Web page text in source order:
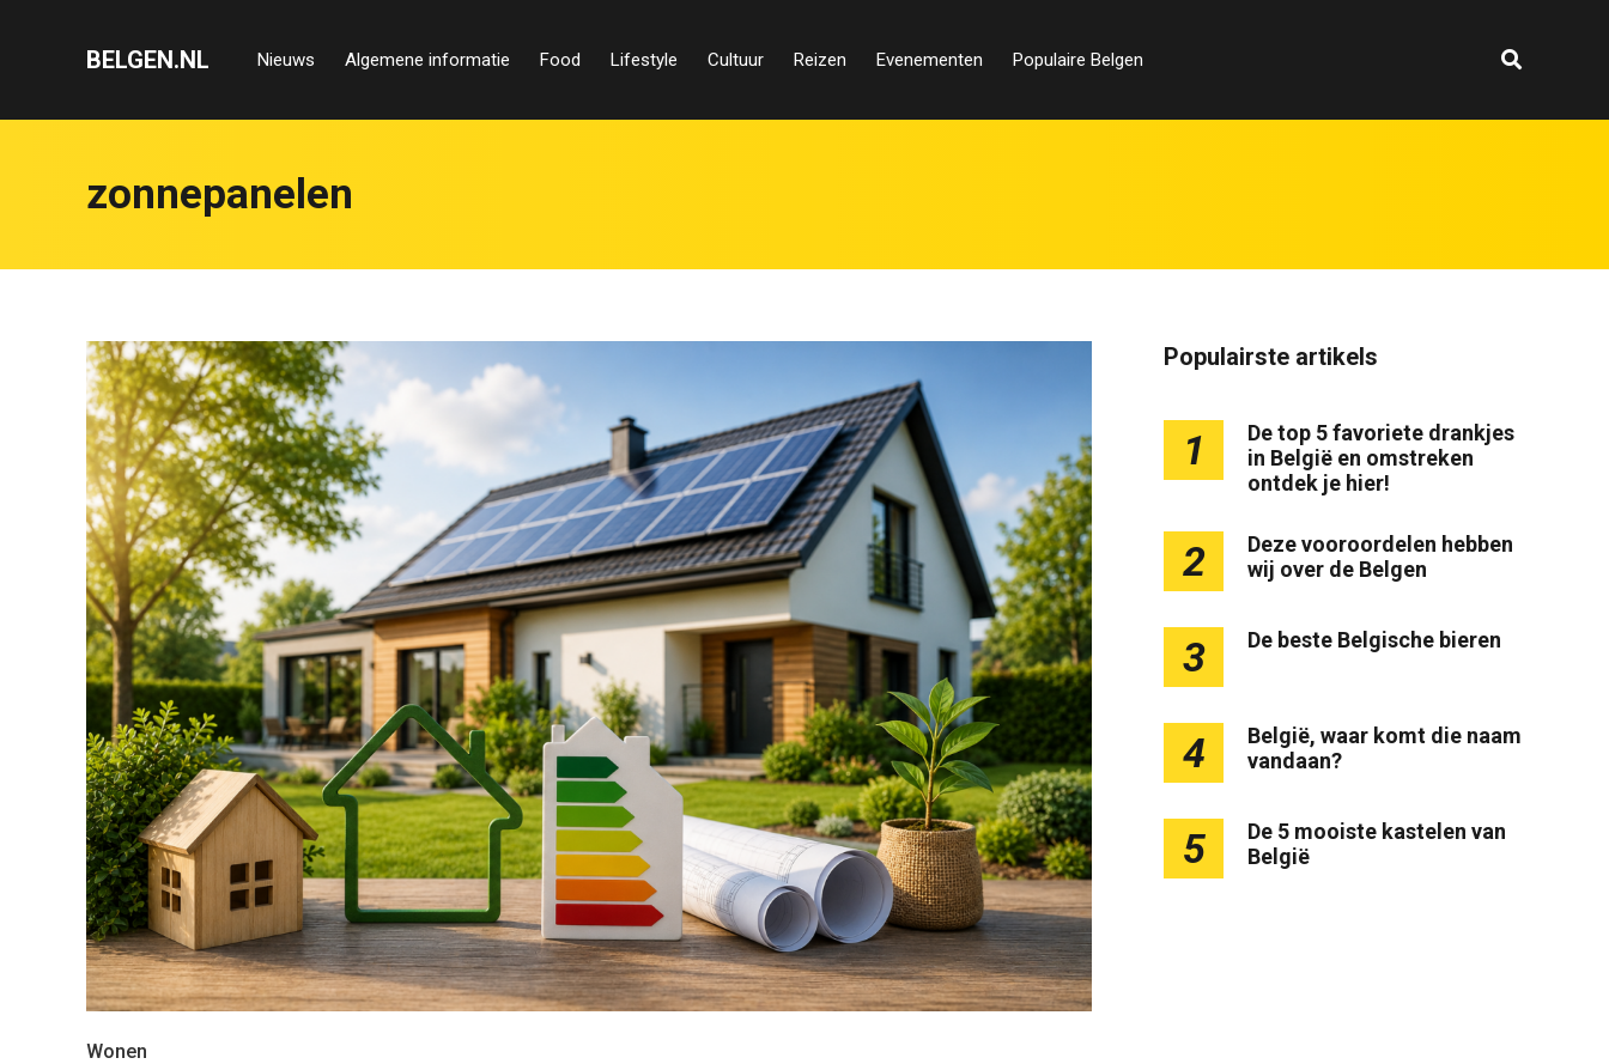
BELGEN.NL Nieuws Algemene informatie Food Lifestyle Cultuur Reizen Evenementen Populaire Belgen
zonnepanelen
Wonen
Populairste artikels
1
De top 5 favoriete drankjes
in België en omstreken
ontdek je hier!
2
Deze vooroordelen hebben
wij over de Belgen
3 De beste Belgische bieren
4
België, waar komt die naam
vandaan?
5
De 5 mooiste kastelen van
België